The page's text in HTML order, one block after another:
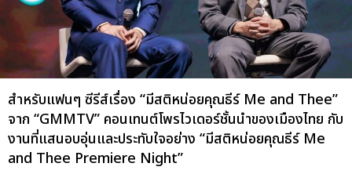
สำหรับแฟนๆ ซีรีส์เรื่อง “มีสติหน่อยคุณธีร์ Me and Thee”
จาก “GMMTV” คอนเทนต์โพรไวเดอร์ชั้นนำของเมืองไทย กับ
งานที่แสนอบอุ่นและประทับใจอย่าง “มีสติหน่อยคุณธีร์ Me
and Thee Premiere Night”